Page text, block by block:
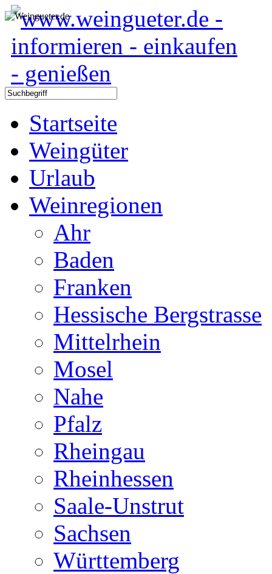
Startseite
Weingüter
Urlaub
Weinregionen
Ahr
Baden
Franken
Hessische Bergstrasse
Mittelrhein
Mosel
Nahe
Pfalz
Rheingau
Rheinhessen
Saale-Unstrut
Sachsen
Württemberg